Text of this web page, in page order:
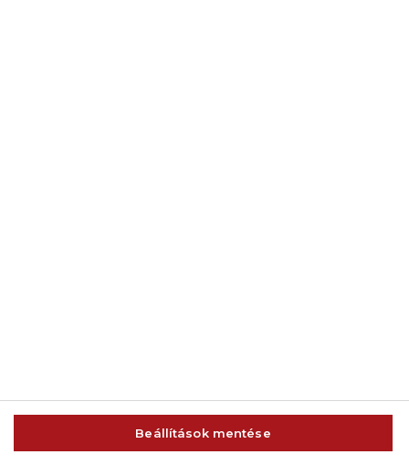
© 2014-2026 AMC Global Media Inc. Minden jog fenntartva.
IMPRESSZUM
Beállítások mentése